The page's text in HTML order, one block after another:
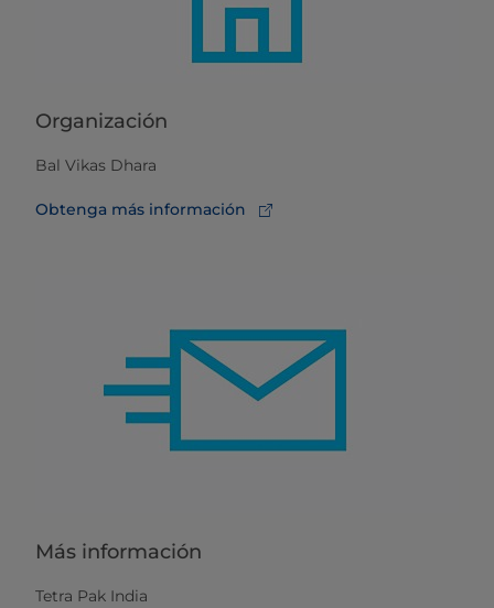
Organización
Bal Vikas Dhara
Obtenga más información
Más información
Tetra Pak India